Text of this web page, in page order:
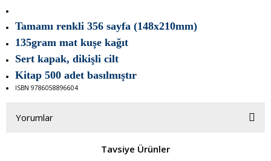
Tamamı renkli 356 sayfa (148x210mm)
135gram mat kuşe kağıt
Sert kapak, dikişli cilt
Kitap 500 adet basılmıştır
ISBN 9786058896604
Yorumlar
Tavsiye Ürünler